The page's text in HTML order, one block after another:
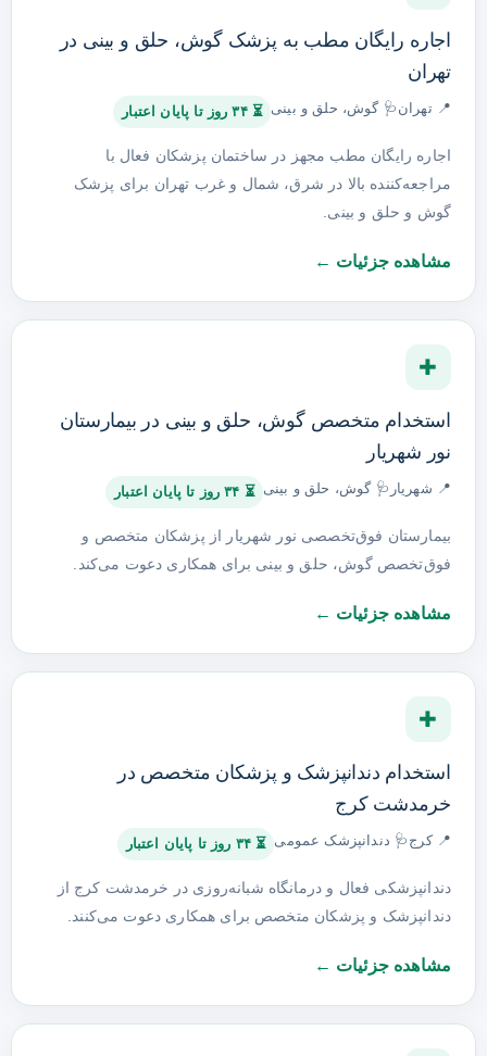
اجاره رایگان مطب به پزشک گوش، حلق و بینی در
تهران
📍 تهران 🩺 گوش، حلق و بینی ⏳ ۳۴ روز تا پایان اعتبار
اجاره رایگان مطب مجهز در ساختمان پزشکان فعال با
مراجعه‌کننده بالا در شرق، شمال و غرب تهران برای پزشک
گوش و حلق و بینی.
مشاهده جزئیات ←
✚
استخدام متخصص گوش، حلق و بینی در بیمارستان
نور شهریار
📍 شهریار 🩺 گوش، حلق و بینی ⏳ ۳۴ روز تا پایان اعتبار
بیمارستان فوق‌تخصصی نور شهریار از پزشکان متخصص و
فوق‌تخصص گوش، حلق و بینی برای همکاری دعوت می‌کند.
مشاهده جزئیات ←
✚
استخدام دندانپزشک و پزشکان متخصص در
خرمدشت کرج
📍 کرج 🩺 دندانپزشک عمومی ⏳ ۳۴ روز تا پایان اعتبار
دندانپزشکی فعال و درمانگاه شبانه‌روزی در خرمدشت کرج از
دندانپزشک و پزشکان متخصص برای همکاری دعوت می‌کنند.
مشاهده جزئیات ←